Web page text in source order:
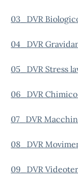
03_DVR
04_DVR
05_DVR Stress
06_DVR
07_DVR
08_DVR
09_DVR